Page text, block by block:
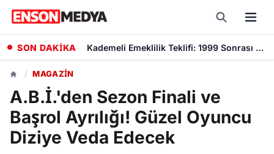
SON DAKİKA Kademeli Emeklilik Teklifi: 1999 Sonrası Sigorta Başlangıcı olanlar Kaç Yaşında Emekli Olacak?
/ MAGAZIN
A.B.İ.'den Sezon Finali ve
Başrol Ayrılığı! Güzel Oyuncu
Diziye Veda Edecek